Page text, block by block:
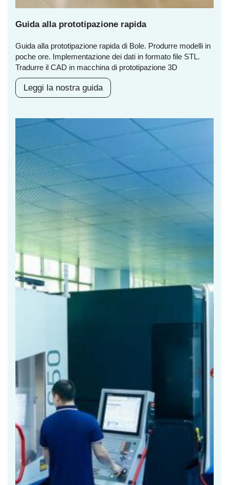
Guida alla prototipazione rapida
Guida alla prototipazione rapida di Bole. Produrre modelli in
poche ore. Implementazione dei dati in formato file STL.
Tradurre il CAD in macchina di prototipazione 3D
Leggi la nostra guida